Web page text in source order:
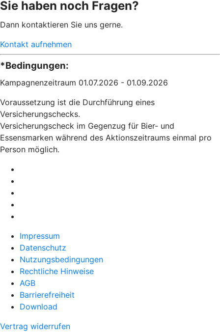
Sie haben noch Fragen?
Dann kontaktieren Sie uns gerne.
Kontakt aufnehmen
*Bedingungen:
Kampagnenzeitraum 01.07.2026 - 01.09.2026
Voraussetzung ist die Durchführung eines
Versicherungschecks.
Versicherungscheck im Gegenzug für Bier- und
Essensmarken während des Aktionszeitraums einmal pro
Person möglich.
Impressum
Datenschutz
Nutzungsbedingungen
Rechtliche Hinweise
AGB
Barrierefreiheit
Download
Vertrag widerrufen